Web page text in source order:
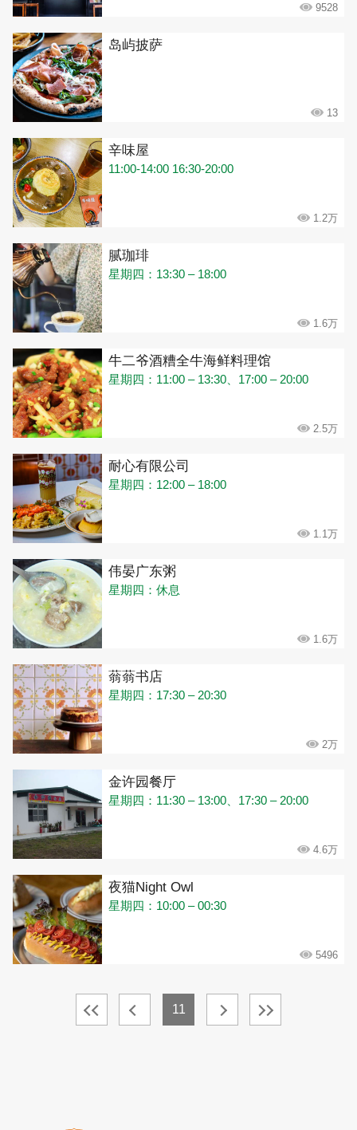
9528
岛屿披萨
13
辛味屋
11:00-14:00 16:30-20:00
1.2万
腻珈琲
星期四：13:30 – 18:00
1.6万
牛二爷酒糟全牛海鲜料理馆
星期四：11:00 – 13:30、17:00 – 20:00
2.5万
耐心有限公司
星期四：12:00 – 18:00
1.1万
伟晏广东粥
星期四：休息
1.6万
蓊蓊书店
星期四：17:30 – 20:30
2万
金许园餐厅
星期四：11:30 – 13:00、17:30 – 20:00
4.6万
夜猫Night Owl
星期四：10:00 – 00:30
5496
11